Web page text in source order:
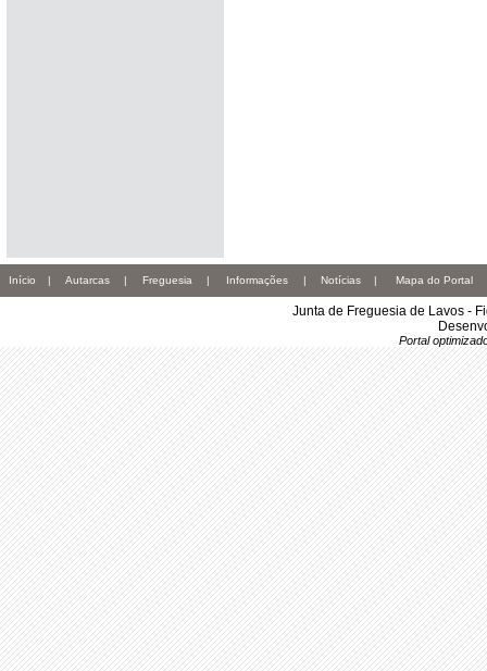
Início | Autarcas | Freguesia | Informações | Notícias | Mapa do Portal
Junta de Freguesia de Lavos -
Portal